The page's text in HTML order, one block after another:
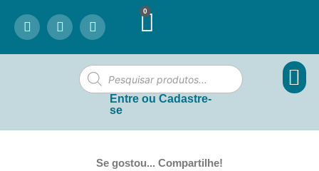
0
Entre ou Cadastre-
se
Se gostou... Compartilhe!